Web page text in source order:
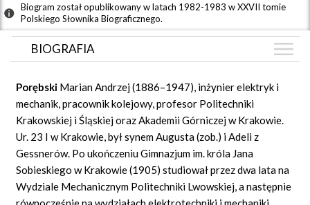
Biogram został opublikowany w latach 1982-1983 w XXVII tomie
Polskiego Słownika Biograficznego.
BIOGRAFIA
GRAF POWIĄZAŃ
DYSKUSJA
Mapa
Porębski Marian Andrzej (1886–1947), inżynier elektryk i
mechanik, pracownik kolejowy, profesor Politechniki
Krakowskiej i Śląskiej oraz Akademii Górniczej w Krakowie.
Ur. 23 I w Krakowie, był synem Augusta (zob.) i Adeli z
Gessnerów. Po ukończeniu Gimnazjum im. króla Jana
Sobieskiego w Krakowie (1905) studiował przez dwa lata na
Wydziale Mechanicznym Politechniki Lwowskiej, a następnie